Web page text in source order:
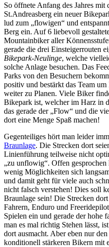
So öffnete Anfang des Jahres mit
St.Andreasberg ein neuer
lud zum „flowigen“ und
Berg ein. Auf 6 liebevoll
Mountainbiker aller
gerade die drei Einsteigerrouten
Bikepark-Neulinge, welche
solche Anlage besuchen. Das
Parks von den Besuchern
positiv und bestärkt das Team
weiter zu Planen. Viele Biker
Bikepark ist, welcher im Harz in
das gerade der „Flow“ und die
dort eine Menge Spaß machen!
Gegenteiliges hört man leider
Braunlage. Die Strecken dort
Linienführung teilweise nicht
„zu unflowig“. Offen
wenig Möglichkeiten sich
und damit geht für viele auch
nicht falsch verstehen! Dies soll
Braunlage sein! Die Strecken
Fahrern, Enduro und
Spielen ein und gerade der hohe
man es mal richtig Stehen lässt,
dort ausmacht. Aber eben nur
konditionell stärkeren Bikern mit